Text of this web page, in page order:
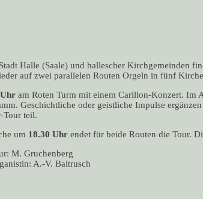
Halle (Saale) und hallescher Kirchgemeinden
auf zwei parallelen Routen Orgeln in fünf
am Roten Turm mit einem Carillon-Konzert. Im
Geschichtliche oder geistliche Impulse
Tour teil.
um 18.30 Uhr endet für beide Routen die Tour.
M. Gruchenberg
A.-V. Baltrusch